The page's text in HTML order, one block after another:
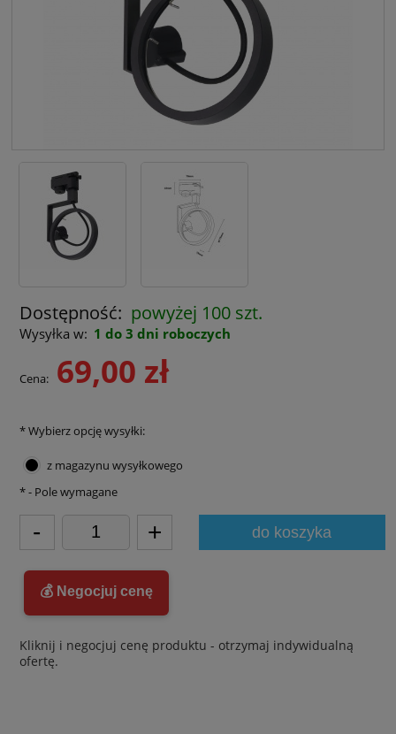
Dostępność: powyżej 100 szt.
Wysyłka w: 1 do 3 dni roboczych
Cena: 69,00 zł
*Wybierz opcję wysyłki:
z magazynu wysyłkowego
- + do koszyka
*- Pole wymagane
💰 Negocjuj cenę
Kliknij i negocjuj cenę produktu - otrzymaj indywidualną
ofertę.